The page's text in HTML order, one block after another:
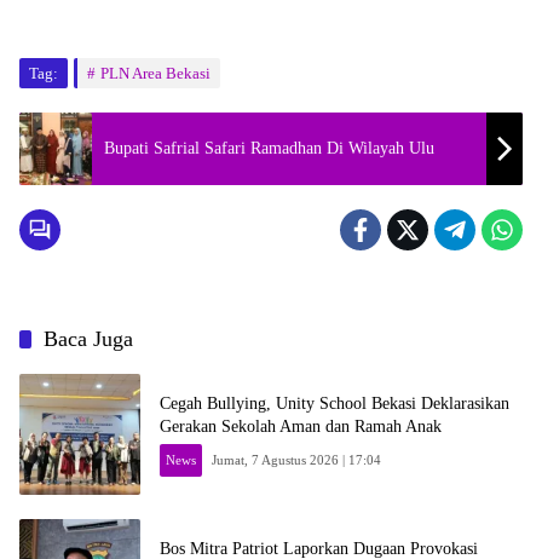
Tag: PLN Area Bekasi
Bupati Safrial Safari Ramadhan Di Wilayah Ulu
Baca Juga
Cegah Bullying, Unity School Bekasi Deklarasikan
Gerakan Sekolah Aman dan Ramah Anak
News Jumat, 7 Agustus 2026 | 17:04
Bos Mitra Patriot Laporkan Dugaan Provokasi